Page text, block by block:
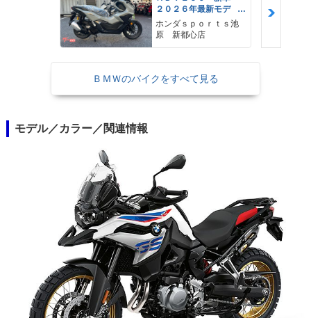
モデルには、LEDの灯火類、グリップヒーター、ETC車載器が標準装備さ
２０２６年最新モデ
ル パールスモーキー
グレー スマートキ
ー ２９Ｌメットイ
ホンダｓｐｏｒｔｓ池
原 新都心店
ＢＭＷのバイクをすべて見る
モデル／カラー／関連情報